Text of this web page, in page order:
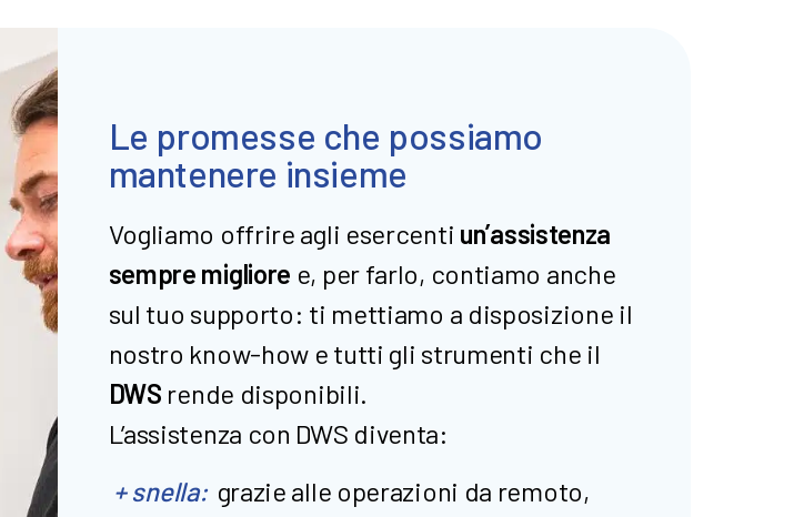
Le promesse che possiamo
mantenere insieme
Vogliamo offrire agli esercenti un’assistenza
sempre migliore e, per farlo, contiamo anche
sul tuo supporto: ti mettiamo a disposizione il
nostro know-how e tutti gli strumenti che il
DWS rende disponibili.
L’assistenza con DWS diventa:
+ snella: grazie alle operazioni da remoto,